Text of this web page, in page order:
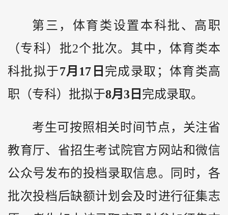
第三，体育类设置本科批、高职
（专科）批2个批次。其中，体育类本
科批拟于7月17日 完成录取；体育类高
职（专科）批拟于8月3日 完成录取。
考生可按照相关时间节点，关注省
教育厅、省招生考试院官方网站和微信
公众号发布的投档录取信息。同时，各
批次投档后缺额计划会及时进行征集志